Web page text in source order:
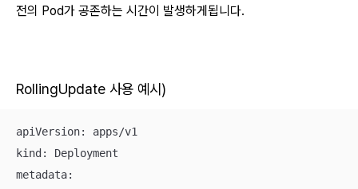
전의 Pod가 공존하는 시간이 발생하게됩니다.
RollingUpdate 사용 예시)
apiVersion: apps/v1
kind: Deployment
metadata: